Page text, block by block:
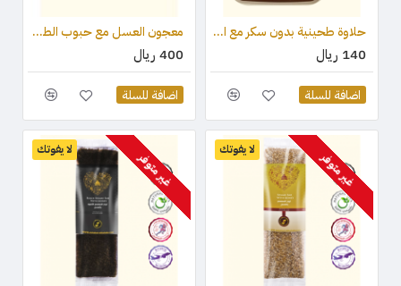
حلاوة طحينية بدون سكر مع المحليات (ستيفيا) والكاكاو 450 جرام
140 ريال
اضافة للسلة
معجون العسل مع حبوب الطلع وغذاء ملكات النحل والعكبر 210 جرام
400 ريال
اضافة للسلة
لا يفوتك
غير متوفر
لا يفوتك
غير متوفر